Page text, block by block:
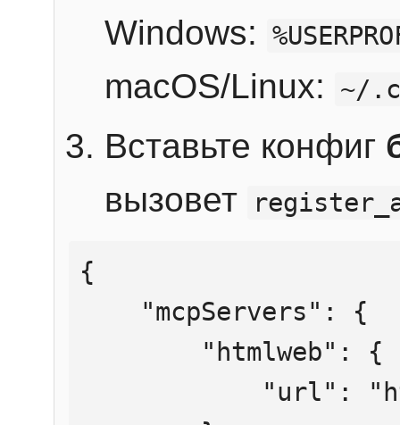
Windows:
macOS/Linux: ~/
Вставьте конфиг
вызовет
{